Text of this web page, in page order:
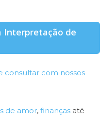
Interpretação de
consultar com nossos
de amor, finanças até